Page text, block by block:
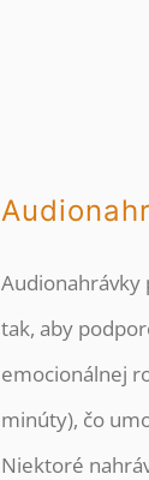
Audionahrávky
tak, aby
emocionálnej
minúty), čo
Niektoré